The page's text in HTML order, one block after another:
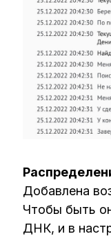
Добавлена
Чтобы быть
ДНК, и в